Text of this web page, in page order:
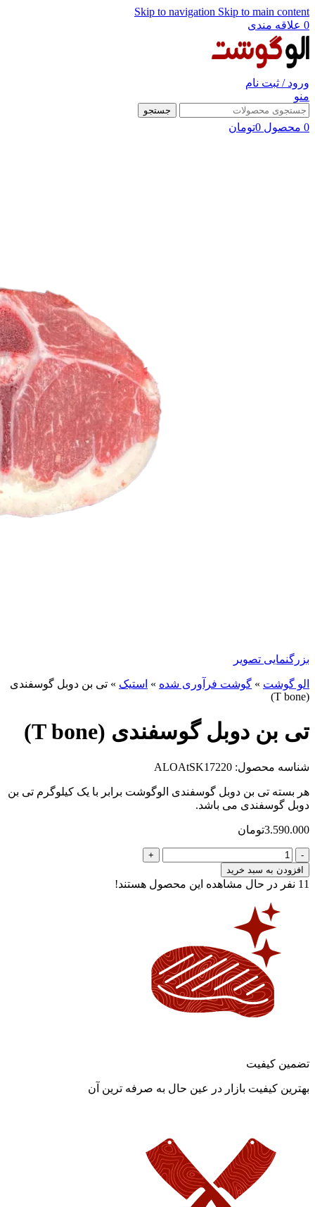
Skip to navigation Skip to main content
0 علاقه مندی
ورود / ثبت نام
منو
جستجو
0 محصول 0تومان
بزرگنمایی تصویر
الو گوشت » گوشت فرآوری شده » استیک » تی بن دوبل گوسفندی
(T bone)
تی بن دوبل گوسفندی (T bone)
شناسه محصول: ALOAtSK17220
هر بسته تی بن دوبل گوسفندی الوگوشت برابر با یک کیلوگرم تی بن
دوبل گوسفندی می باشد.
3.590.000تومان
تی
بن
دوبل
گوسفندی
bone)
افزودن به سبد خرید
11 نفر در حال مشاهده این محصول هستند!
تضمین کیفیت
بهترین کیفیت بازار در عین حال به صرفه ترین آن